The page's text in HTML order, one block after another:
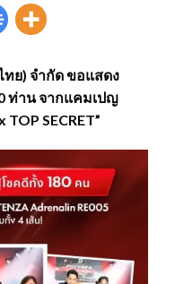
ทย) จำกัด ขอแสดง
ท่าน จากแคมเปญ
SECRET”